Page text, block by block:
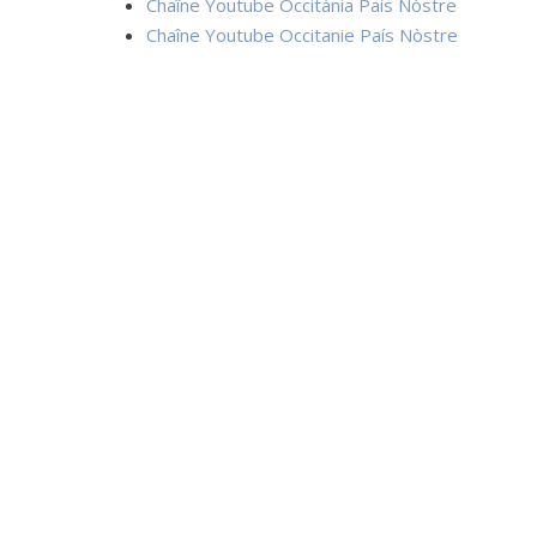
Chaîne Youtube Occitània País Nòstre
Chaîne Youtube Occitanie País Nòstre